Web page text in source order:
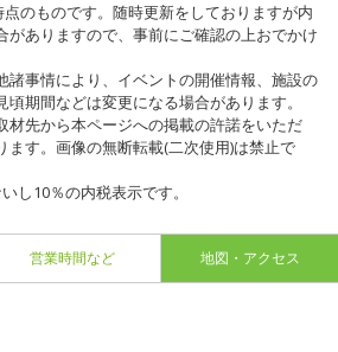
のものです。随時更新をしておりますが内
がありますので、事前にご確認の上おでかけ
事情により、イベントの開催情報、施設の
期間などは変更になる場合があります。
先から本ページへの掲載の許諾をいただ
ます。画像の無断転載(二次使用)は禁止で
し10％の内税表示です。
営業時間など 地図・アクセス